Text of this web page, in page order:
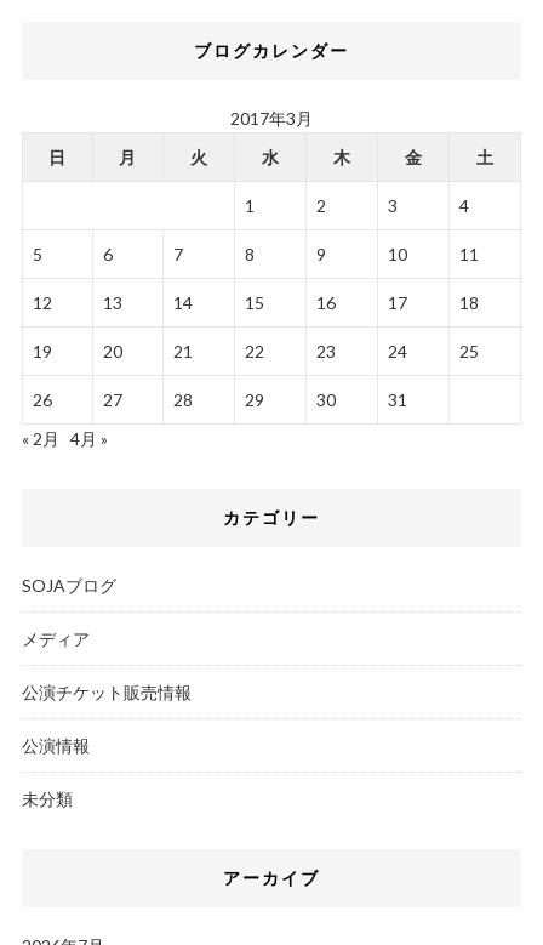
ブログカレンダー
2017年3月
日
月 火 水 木 金 土
1 2 3 4
5 6 7 8 9 10 11
12 13 14 15 16 17 18
19 20 21 22 23 24 25
26 27 28 29 30
31
« 2月
4月 »
カテゴリー
SOJAブログ
メディア
公演チケット販売情報
公演情報
未分類
アーカイブ